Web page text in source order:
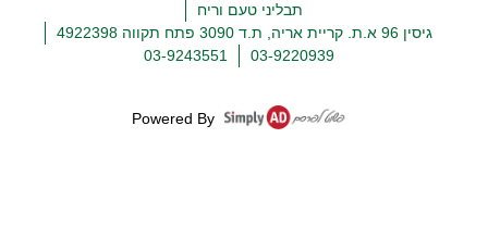
תבליני טעם וריח
גיסין 96 א.ת. קריית אריה, ת.ד 3090 פתח תקווה 4922398
03-9220939
03-9243551
Powered By